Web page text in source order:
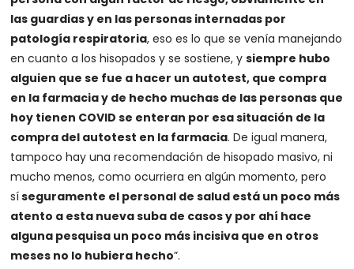
las guardias y en las personas internadas por
patología respiratoria, eso es lo que se venía manejando
en cuanto a los hisopados y se sostiene, ysiempre hubo
alguien que se fue a hacer un autotest, que compra
en la farmacia y de hecho muchas de las personas que
hoy tienen COVID se enteran por esa situación de la
compra del autotest en la farmacia. De igual manera,
tampoco hay una recomendación de hisopado masivo, ni
mucho menos, como ocurriera en algún momento, pero
síseguramente el personal de salud está un poco más
atento a esta nueva suba de casos y por ahí hace
alguna pesquisa un poco más incisiva que en otros
meses no lo hubiera hecho”.